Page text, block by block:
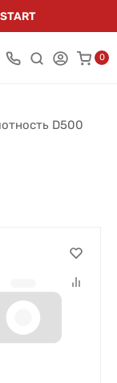
0
D500